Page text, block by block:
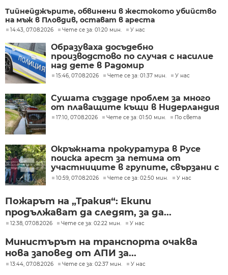
Тийнейджърите, обвинени в жестокото убийство
на мъж в Пловдив, остават в ареста
14:43, 07.08.2026 Чете се за: 01:20 мин. У нас
Образуваха досъдебно
производстово по случая с насилие
над дете в Радомир
15:46, 07.08.2026 Чете се за: 01:37 мин. У нас
Сушата създаде проблем за много
от плаващите къщи в Нидерландия
17:10, 07.08.2026 Чете се за: 01:50 мин. По света
Окръжната прокуратура в Русе
поиска арест за петима от
участниците в групите, свързани с
разбитата лаборатория за
10:59, 07.08.2026 Чете се за: 02:50 мин. У нас
Пожарът на „Тракия“: Екипи
продължават да следят, за да...
12:38, 07.08.2026 Чете се за: 02:22 мин. У нас
Министърът на транспорта очаква
нова заповед от АПИ за...
13:44, 07.08.2026 Чете се за: 02:37 мин. У нас